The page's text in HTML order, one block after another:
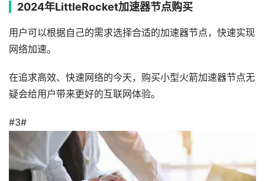
2024年LittleRocket加速器节点购买
用户可以根据自己的需求选择合适的加速器节点，快速实现
网络加速。
在追求高效、快速网络的今天，购买小型火箭加速器节点无
疑会给用户带来更好的互联网体验。
#3#